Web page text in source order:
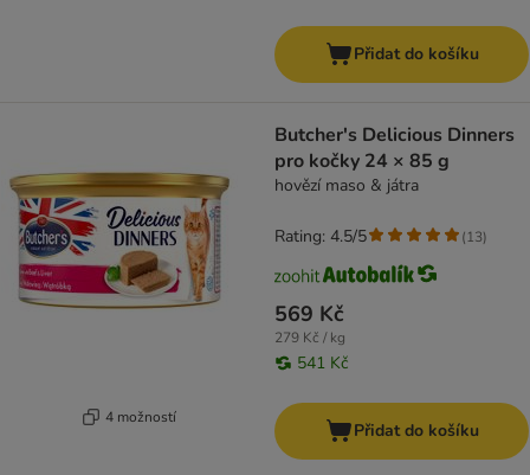
Přidat do košíku
4 možností
Butcher's Delicious Dinners
pro kočky 24 × 85 g
hovězí maso & játra
569 Kč
279 Kč / kg
541 Kč
Rating: 4.5/5 (13)
Přidat do košíku